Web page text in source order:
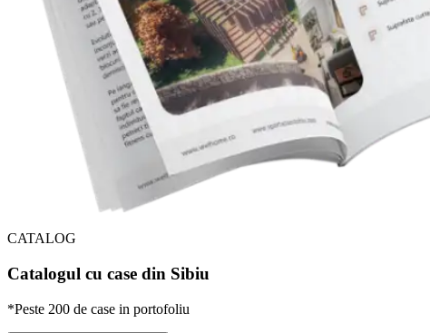
CATALOG
Catalogul cu case din Sibiu
*Peste 200 de case in portofoliu